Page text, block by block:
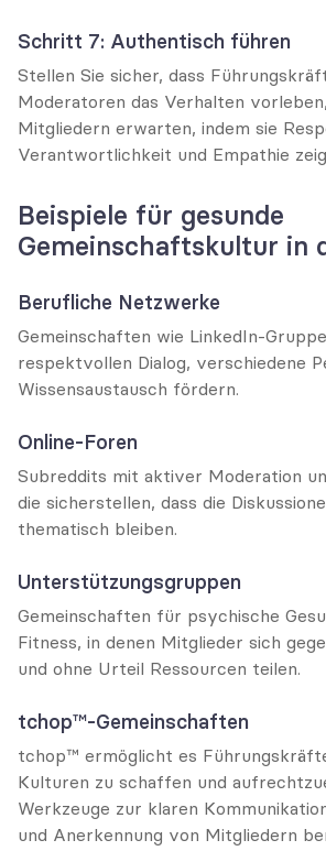
Schritt 7: Authentisch führen
Stellen Sie sicher, dass
Moderatoren das Verhalten
Mitgliedern erwarten, indem sie
Verantwortlichkeit und Empathie
Beispiele für gesunde
Gemeinschaftskultur in
Berufliche Netzwerke
Gemeinschaften wie LinkedIn-
respektvollen Dialog, verschiedene
Wissensaustausch fördern.
Online-Foren
Subreddits mit aktiver Moderation
die sicherstellen, dass die
thematisch bleiben.
Unterstützungsgruppen
Gemeinschaften für psychische
Fitness, in denen Mitglieder sich
und ohne Urteil Ressourcen teilen.
tchop™-Gemeinschaften
tchop™ ermöglicht es
Kulturen zu schaffen und
Werkzeuge zur klaren
und Anerkennung von Mitgliedern